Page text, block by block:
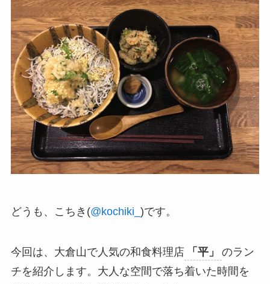
どうも、こちき(@kochiki_ )です。
今回は、大倉山で人気の和食料理店 「平」
のラン
チを紹介します。大人な空間で落ち着いた時間を